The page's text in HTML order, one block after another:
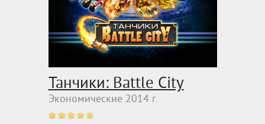
Танчики: Battle City
Экономические 2014 г.